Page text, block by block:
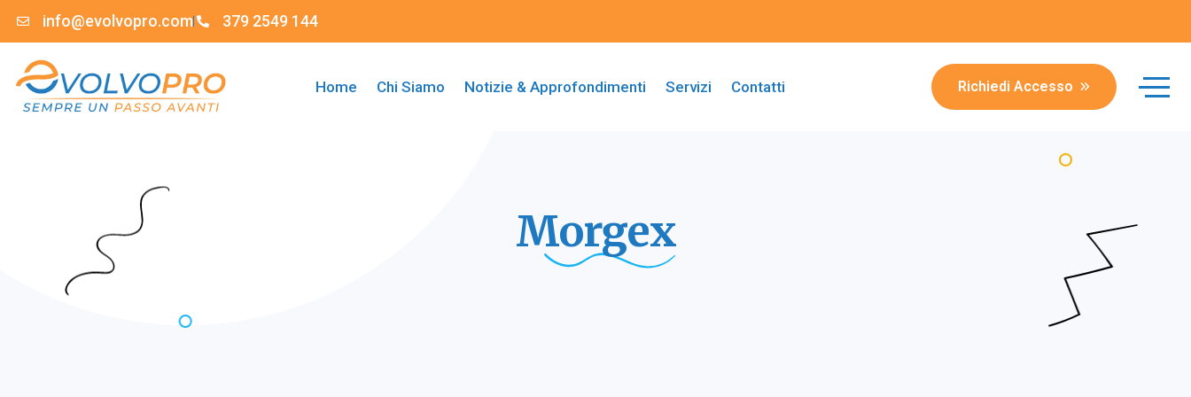
info@evolvopro.com 379 2549 144
Home Chi Siamo Notizie & Approfondimenti Servizi Contatti Richiedi Accesso
Morgex